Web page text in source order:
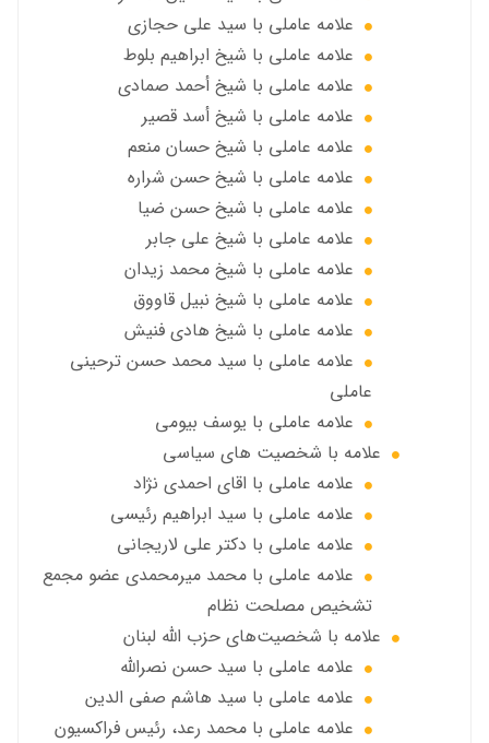
علامه عاملي با سيد علي حجازي
علامه عاملي با شيخ ابراهيم بلوط
علامه عاملي با شيخ أحمد صمادي
علامه عاملي با شيخ أسد قصير
علامه عاملي با شيخ حسان منعم
علامه عاملي با شيخ حسن شراره
علامه عاملي با شيخ حسن ضيا
علامه عاملي با شيخ علي جابر
علامه عاملي با شيخ محمد زيدان
علامه عاملي با شيخ نبيل قاووق
علامه عاملي با شیخ هادی فنیش
علامه عاملي با سيد محمد حسن ترحيني
عاملي
علامه عاملي با يوسف بيومی
علامه با شخصیت های سیاسی
علامه عاملي با اقای احمدی نژاد
علامه عاملي با سید ابراهیم رئیسی
علامه عاملي با دكتر علي لاريجاني
علامه عاملي با محمد میرمحمدی عضو مجمع
تشخیص مصلحت نظام
علامه با شخصیت‌های حزب الله لبنان
علامه عاملي با سيد حسن نصرالله
علامه عاملي با سيد هاشم صفي الدين
علامه عاملي با محمد رعد، رئیس فراکسیون